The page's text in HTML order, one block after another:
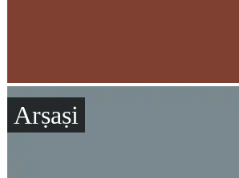
Arṣaṣi